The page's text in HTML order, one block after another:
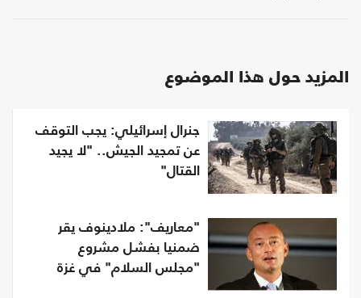
المزيد حول هذا الموضوع
جنرال إسرائيلي: يجب التوقف
عن تمجيد الجيش.. "لا يجيد
القتال"
"معاريف": ملادينوف يقر
ضمنيا بفشل مشروع
"مجلس السلام" في غزة